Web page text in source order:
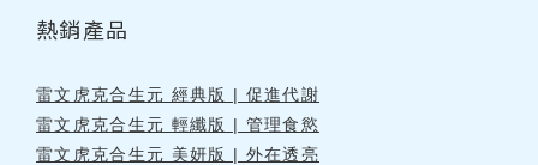
熱銷產品
雷文虎克合生元 經典版 | 促進代謝
雷文虎克合生元 輕纖版 | 管理食慾
雷文虎克合生元 美妍版 | 外在透亮